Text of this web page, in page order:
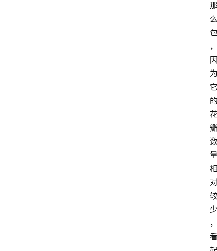
那
么
包
，
因
为
它
的
花
瓣
数
量
相
对
较
少
，
看